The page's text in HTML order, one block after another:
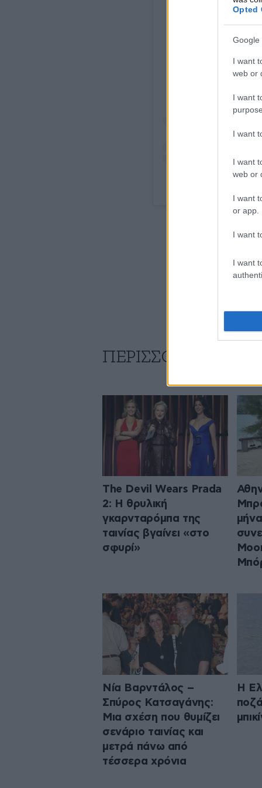
Opted
Google
I want
web or
I want
I want
I want
web or
I want
or app.
I want
I want
ΠΕΡΙΣΣΟΤΕΡΑ ΑΠΟ
The Devil Wears Prada
2: Η θρυλική
γκαρνταρόμπα της
ταινίας βγαίνει «στο
σφυρί»
Νία Βαρντάλος –
Σπύρος Κατσαγάνης:
Μια σχέση που θυμίζει
σενάριο ταινίας και
μετρά πάνω από
τέσσερα χρόνια
Η